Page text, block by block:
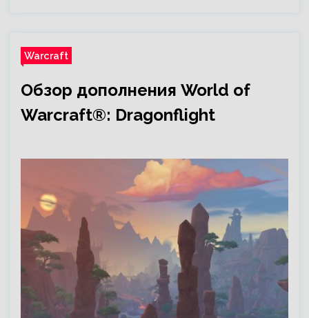
Warcraft
Обзор дополнения World of
Warcraft®: Dragonflight